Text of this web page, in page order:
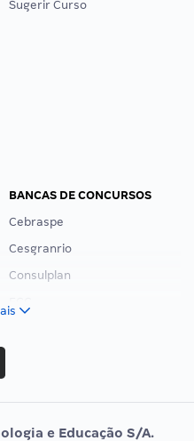
Sugerir Curso
BANCAS DE CONCURSOS
Cebraspe
Cesgranrio
Consulplan
Vunespe Educação S/A.